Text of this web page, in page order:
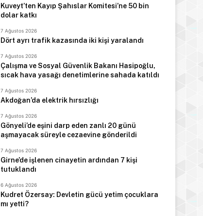
Kuveyt’ten Kayıp Şahıslar Komitesi’ne 50 bin
dolar katkı
7 Ağustos 2026
Dört ayrı trafik kazasında iki kişi yaralandı
7 Ağustos 2026
Çalışma ve Sosyal Güvenlik Bakanı Hasipoğlu,
sıcak hava yasağı denetimlerine sahada katıldı
7 Ağustos 2026
Akdoğan’da elektrik hırsızlığı
7 Ağustos 2026
Gönyeli’de eşini darp eden zanlı 20 günü
aşmayacak süreyle cezaevine gönderildi
7 Ağustos 2026
Girne’de işlenen cinayetin ardından 7 kişi
tutuklandı
6 Ağustos 2026
Kudret Özersay: Devletin gücü yetim çocuklara
mı yetti?